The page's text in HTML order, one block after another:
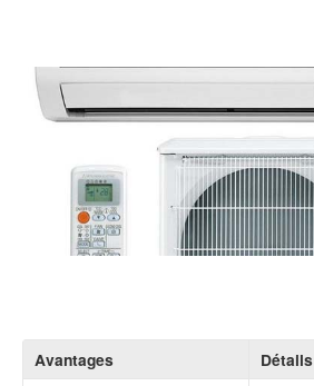
Avantages Détails